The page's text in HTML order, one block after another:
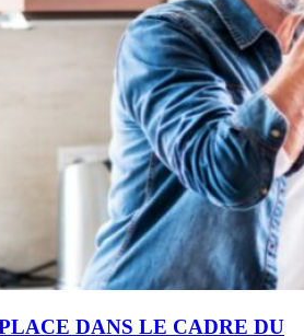
DANS LE CADRE DU